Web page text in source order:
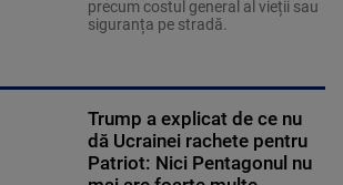
precum costul general al vieții sau
siguranța pe stradă.
Trump a explicat de ce nu
dă Ucrainei rachete pentru
Patriot: Nici Pentagonul nu